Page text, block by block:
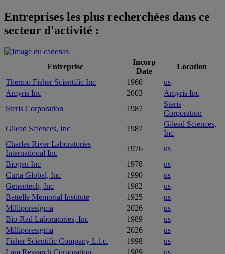
Entreprises les plus recherchées dans ce
secteur d'activité :
Entreprise
Incorp
Date
Location
Thermo Fisher Scientific Inc
1960
us
Amyris Inc
2003
Amyris Inc
Steris Corporation
1987
Steris
Corporation
Gilead Sciences, Inc
1987
Gilead Sciences,
Inc
Charles River Laboratories
International Inc
1976
us
Biogen Inc
1978
us
Curia Global, Inc
1990
us
Genentech, Inc
1982
us
Battelle Memorial Institute
1925
us
Milliporesigma
2026
us
Bio-Rad Laboratories, Inc
1989
us
Milliporesigma
2026
us
Fisher Scientific Company L.l.c.
1998
us
Lam Research Corporation
1989 us